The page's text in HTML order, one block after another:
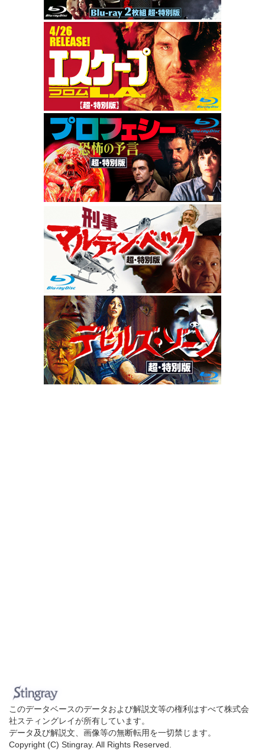
このデータベースのデータおよび解説文等の権利はすべて株式会
社スティングレイが所有しています。
データ及び解説文、画像等の無断転用を一切禁じます。
Copyright (C) Stingray. All Rights Reserved.